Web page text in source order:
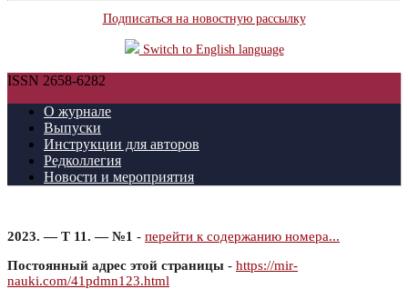
Подписаться на новостную рассылку
Switch to English language
ISSN 2658-6282
О журнале
Выпуски
Инструкции для авторов
Редколлегия
Новости и мероприятия
2023. — Т 11. — №1 - перейти к содержанию номера...
Постоянный адрес этой страницы - https://mir-
nauki.com/41pdmn123.html